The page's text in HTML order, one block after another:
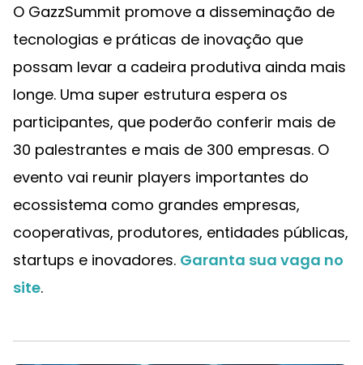
O GazzSummit promove a disseminação de
tecnologias e práticas de inovação que
possam levar a cadeira produtiva ainda mais
longe. Uma super estrutura espera os
participantes, que poderão conferir mais de
30 palestrantes e mais de 300 empresas. O
evento vai reunir players importantes do
ecossistema como grandes empresas,
cooperativas, produtores, entidades públicas,
startups e inovadores. Garanta sua vaga no
site.